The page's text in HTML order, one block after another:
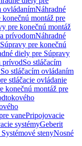
ovládanímNáhradné
konečnú montáž pre
pre konečnú montáž
prívodomNáhradné
Súpravy pre konečnú
diely pre Súpravy
prívodSo stláčacím
stláčacím ovládaním
stláčacie ovládanie
konečnú montáž pre
vanePripojovacie
systémyGeberit
stenyNosné